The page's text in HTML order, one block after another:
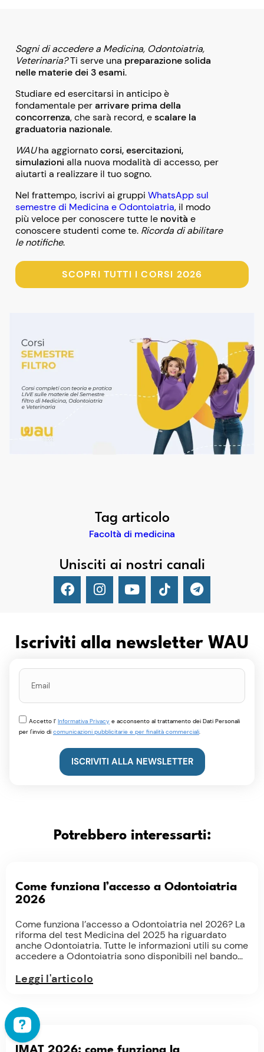
Sogni di accedere a Medicina, Odontoiatria,
Veterinaria?Ti serve una preparazione solida
nelle materie dei 3 esami.
Studiare ed esercitarsi in anticipo è
fondamentale perarrivare prima della
concorrenza, che sarà record, escalare la
graduatoria nazionale.
WAUha aggiornatocorsi, esercitazioni,
simulazioni alla nuova modalità di accesso, per
aiutarti a realizzare il tuo sogno.
Nel frattempo, iscrivi ai gruppi WhatsApp sul
semestre di Medicina e Odontoiatria, il modo
più veloce per conoscere tutte le novità e
conoscere studenti come te. Ricorda di abilitare
le notifiche.
SCOPRI TUTTI I CORSI 2026
Tag articolo
Facoltà di medicina
Unisciti ai nostri canali
Iscriviti alla newsletter WAU
Accetto l’ Informativa Privacy e acconsento al trattamento dei Dati Personali
per l'invio di comunicazioni pubblicitarie e per finalità commerciali
ISCRIVITI ALLA NEWSLETTER
Potrebbero interessarti:
Come funziona l’accesso a Odontoiatria
2026
Come funziona l’accesso a Odontoiatria nel 2026? La
riforma del test Medicina del 2025 ha riguardato
anche Odontoiatria. Tutte le informazioni utili su come
accedere a Odontoiatria sono disponibili nel bando...
Leggi l'articolo